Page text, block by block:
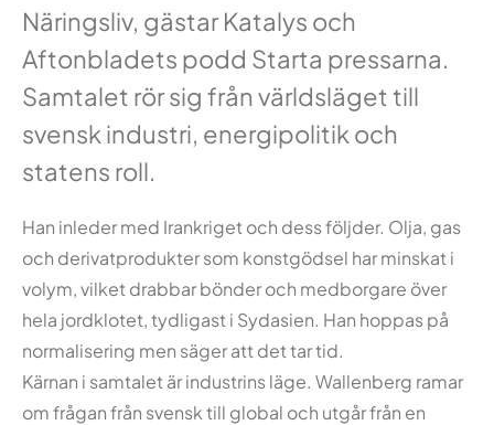
Näringsliv, gästar Katalys och
Aftonbladets podd Starta pressarna.
Samtalet rör sig från världsläget till
svensk industri, energipolitik och
statens roll.
Han inleder med Irankriget och dess följder. Olja, gas
och derivatprodukter som konstgödsel har minskat i
volym, vilket drabbar bönder och medborgare över
hela jordklotet, tydligast i Sydasien. Han hoppas på
normalisering men säger att det tar tid.
Kärnan i samtalet är industrins läge. Wallenberg ramar
om frågan från svensk till global och utgår från en